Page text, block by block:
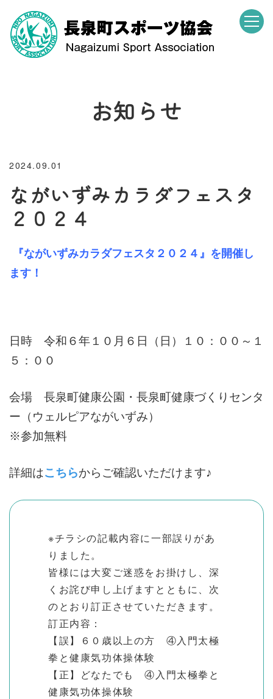
お知らせ
2024.09.01
ながいずみカラダフェスタ
２０２４
『ながいずみカラダフェスタ２０２４』を開催し
ます！
日時 令和６年１０月６日（日）１０：００～１
５：００
会場 長泉町健康公園・長泉町健康づくりセンタ
ー（ウェルピアながいずみ）
※参加無料
詳細はこちらからご確認いただけます♪
※チラシの記載内容に一部誤りがあ
りました。
皆様には大変ご迷惑をお掛けし、深
くお詫び申し上げますとともに、次
のとおり訂正させていただきます。
訂正内容：
【誤】６０歳以上の方 ④入門太極
拳と健康気功体操体験
【正】どなたでも ④入門太極拳と
健康気功体操体験